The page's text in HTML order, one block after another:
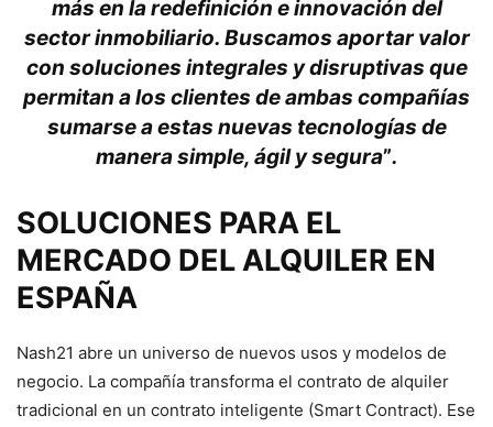
más en la redefinición e innovación del
sector inmobiliario. Buscamos aportar valor
con soluciones integrales y disruptivas que
permitan a los clientes de ambas compañías
sumarse a estas nuevas tecnologías de
manera simple, ágil y segura”.
SOLUCIONES PARA EL
MERCADO DEL ALQUILER EN
ESPAÑA
Nash21 abre un universo de nuevos usos y modelos de
negocio. La compañía transforma el contrato de alquiler
tradicional en un contrato inteligente (Smart Contract). Ese